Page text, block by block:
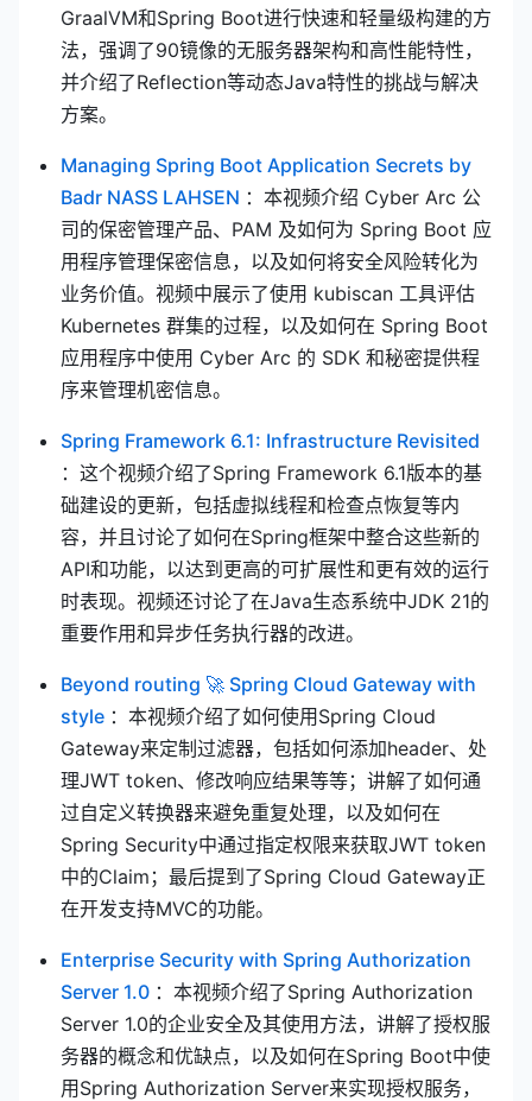
GraalVM和Spring Boot进行快速和轻量级构建的方
法，强调了90镜像的无服务器架构和高性能特性，
并介绍了Reflection等动态Java特性的挑战与解决
方案。
Managing Spring Boot Application Secrets by
Badr NASS LAHSEN (opens new window)
：本视频介绍 Cyber Arc 公
司的保密管理产品、PAM 及如何为 Spring Boot 应
用程序管理保密信息，以及如何将安全风险转化为
业务价值。视频中展示了使用 kubiscan 工具评估
Kubernetes 群集的过程，以及如何在 Spring Boot
应用程序中使用 Cyber Arc 的 SDK 和秘密提供程
序来管理机密信息。
Spring Framework 6.1: Infrastructure Revisited
：这个视频介绍了Spring Framework 6.1版本的基
础建设的更新，包括虚拟线程和检查点恢复等内
容，并且讨论了如何在Spring框架中整合这些新的
API和功能，以达到更高的可扩展性和更有效的运行
时表现。视频还讨论了在Java生态系统中JDK 21的
重要作用和异步任务执行器的改进。
Beyond routing 🚀 Spring Cloud Gateway with
style (opens new window)
：本视频介绍了如何使用Spring Cloud
Gateway来定制过滤器，包括如何添加header、处
理JWT token、修改响应结果等等；讲解了如何通
过自定义转换器来避免重复处理，以及如何在
Spring Security中通过指定权限来获取JWT token
中的Claim；最后提到了Spring Cloud Gateway正
在开发支持MVC的功能。
Enterprise Security with Spring Authorization
Server 1.0 (opens new window)
：本视频介绍了Spring Authorization
Server 1.0的企业安全及其使用方法，讲解了授权服
务器的概念和优缺点，以及如何在Spring Boot中使
用Spring Authorization Server来实现授权服务，